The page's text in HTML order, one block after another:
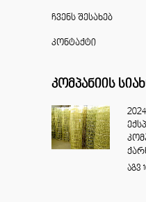
ჩვენს შესახებ
კონტაქტი
კომპანიის
აგვ